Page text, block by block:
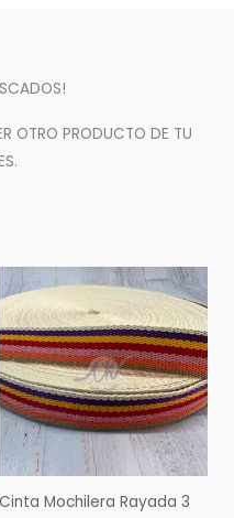
OTRO PRODUCTO DE TU
Cinta Mochilera Rayada 3